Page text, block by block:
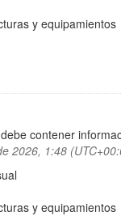
y equipamientos
contener
2026, 1:48
y equipamientos